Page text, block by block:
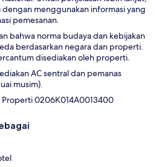
menggunakan informasi yang
pemesanan.
bahwa norma budaya dan kebijakan
berdasarkan negara dan properti.
disediakan oleh properti.
AC sentral dan pemanas
musim).
Properti 0206Κ014Α0013400